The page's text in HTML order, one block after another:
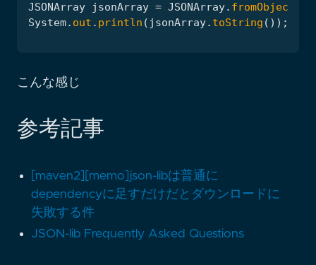
JSONArray
jsonArray = JSONArray. fromObject
System. out . println ( jsonArray. toString ());
こんな感じ
参考記事
[maven2][memo]json-libは普通に
dependencyに足すだけだとダウンロードに
失敗する件
JSON-lib Frequently Asked Questions